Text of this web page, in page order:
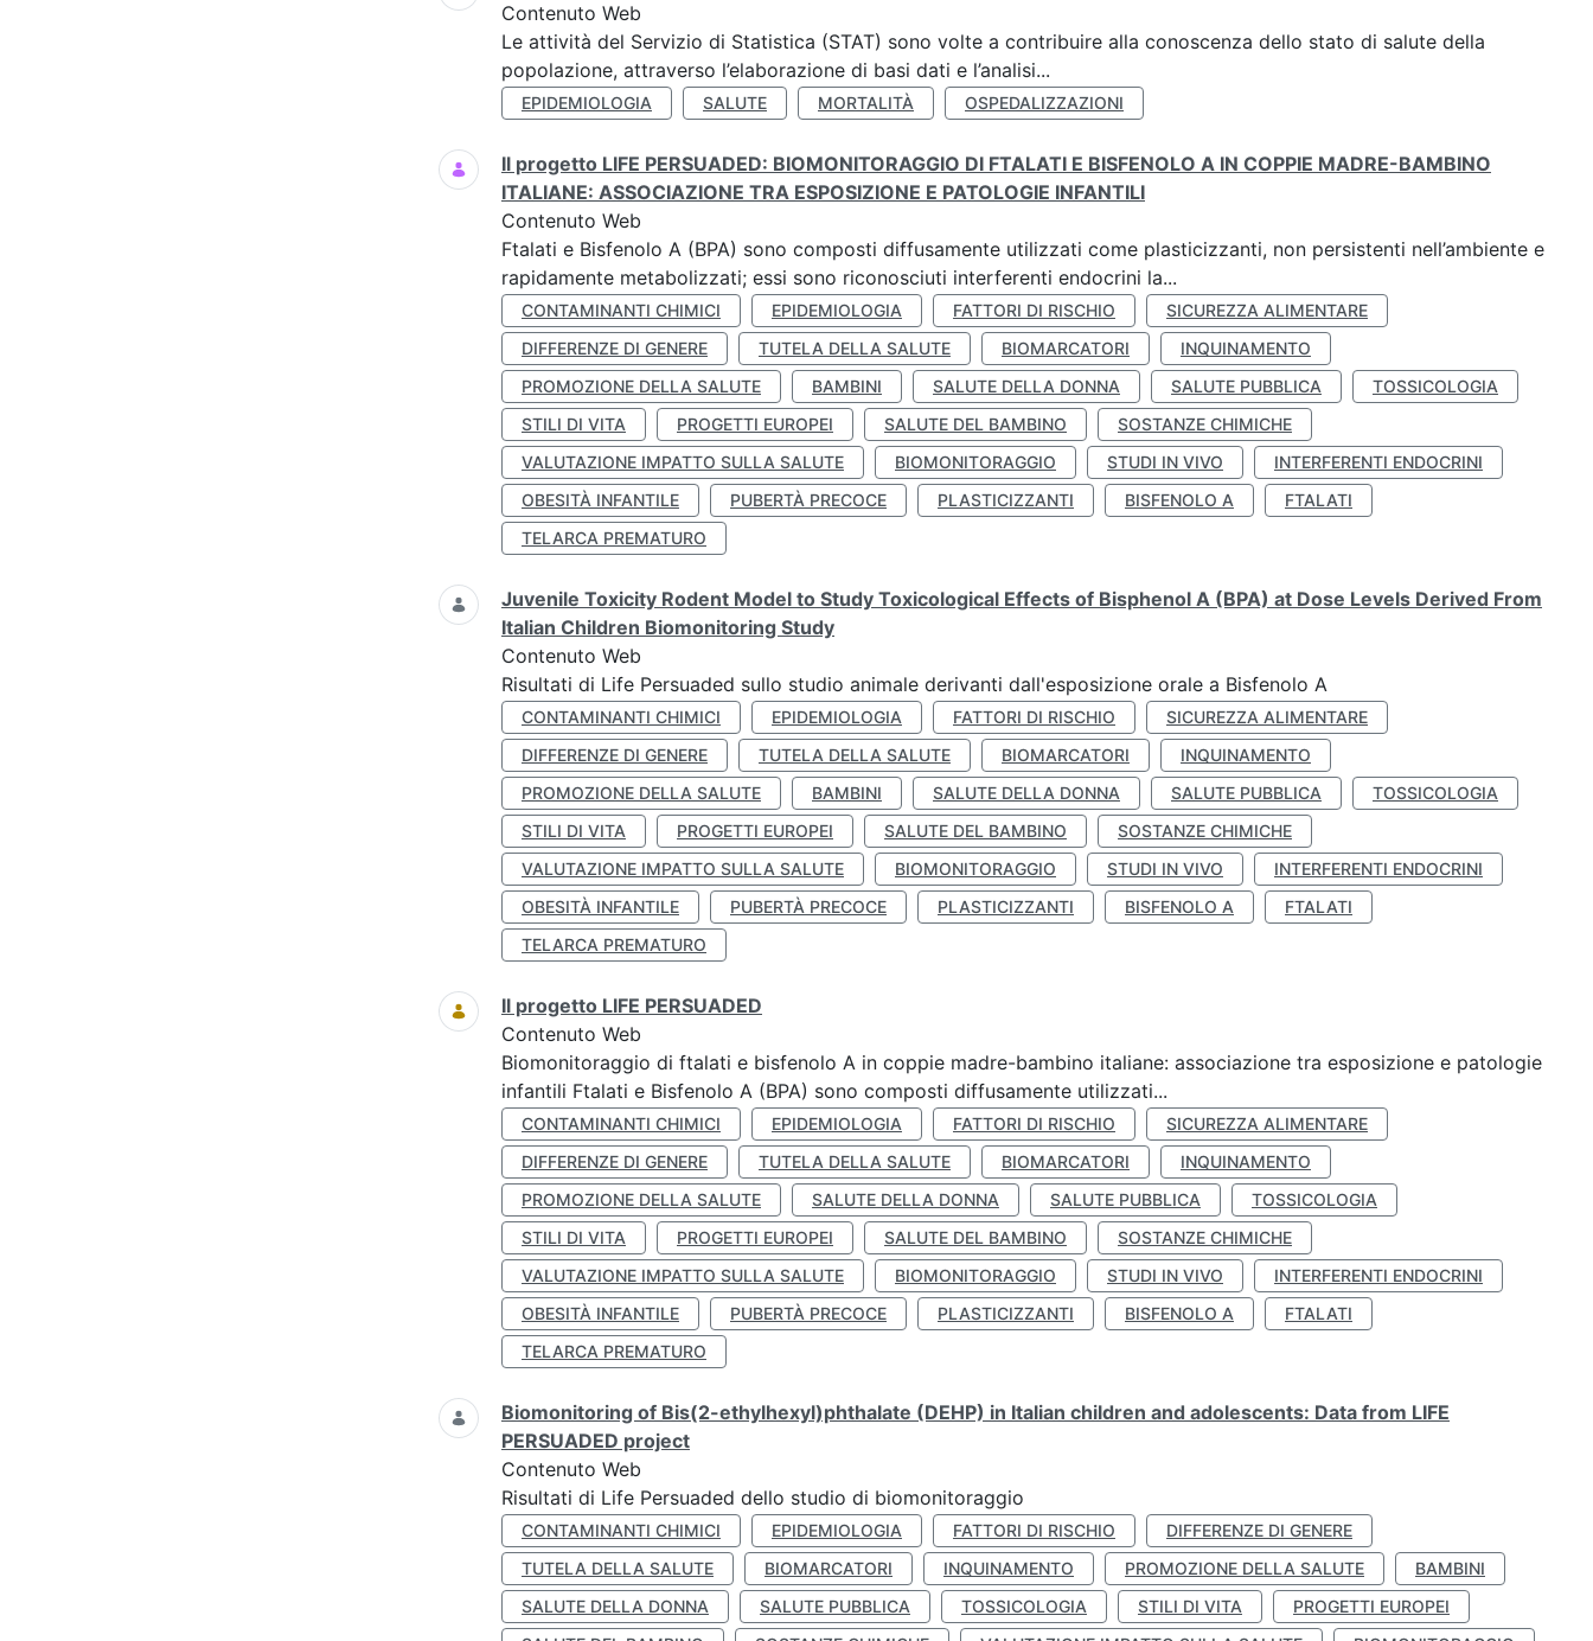
Contenuto Web
Le attività del Servizio di Statistica (STAT) sono volte a contribuire alla conoscenza dello stato di salute della
popolazione, attraverso l’elaborazione di basi dati e l’analisi...
EPIDEMIOLOGIA SALUTE MORTALITÀ OSPEDALIZZAZIONI
Il progetto LIFE PERSUADED: BIOMONITORAGGIO DI FTALATI E BISFENOLO A IN COPPIE MADRE-BAMBINO
ITALIANE: ASSOCIAZIONE TRA ESPOSIZIONE E PATOLOGIE INFANTILI
Contenuto Web
Ftalati e Bisfenolo A (BPA) sono composti diffusamente utilizzati come plasticizzanti, non persistenti nell’ambiente e
rapidamente metabolizzati; essi sono riconosciuti interferenti endocrini la...
CONTAMINANTI CHIMICI EPIDEMIOLOGIA FATTORI DI RISCHIO
SICUREZZA ALIMENTARE
DIFFERENZE DI GENERE
TUTELA DELLA SALUTE BIOMARCATORI
INQUINAMENTO
PROMOZIONE DELLA SALUTE
BAMBINI SALUTE DELLA DONNA SALUTE PUBBLICA
TOSSICOLOGIA
STILI DI VITA
PROGETTI EUROPEI SALUTE DEL BAMBINO
SOSTANZE CHIMICHE
VALUTAZIONE IMPATTO SULLA SALUTE
BIOMONITORAGGIO STUDI IN VIVO
INTERFERENTI ENDOCRINI
OBESITÀ INFANTILE
PUBERTÀ PRECOCE PLASTICIZZANTI BISFENOLO A
FTALATI
TELARCA PREMATURO
Juvenile Toxicity Rodent Model to Study Toxicological Effects of Bisphenol A (BPA) at Dose Levels Derived From
Italian Children Biomonitoring Study
Contenuto Web
Risultati di Life Persuaded sullo studio animale derivanti dall'esposizione orale a Bisfenolo A
CONTAMINANTI CHIMICI EPIDEMIOLOGIA FATTORI DI RISCHIO
SICUREZZA ALIMENTARE
DIFFERENZE DI GENERE
TUTELA DELLA SALUTE BIOMARCATORI
INQUINAMENTO
PROMOZIONE DELLA SALUTE
BAMBINI SALUTE DELLA DONNA SALUTE PUBBLICA
TOSSICOLOGIA
STILI DI VITA
PROGETTI EUROPEI SALUTE DEL BAMBINO
SOSTANZE CHIMICHE
VALUTAZIONE IMPATTO SULLA SALUTE
BIOMONITORAGGIO STUDI IN VIVO
INTERFERENTI ENDOCRINI
OBESITÀ INFANTILE
PUBERTÀ PRECOCE PLASTICIZZANTI BISFENOLO A
FTALATI
TELARCA PREMATURO
Il progetto LIFE PERSUADED
Contenuto Web
Biomonitoraggio di ftalati e bisfenolo A in coppie madre-bambino italiane: associazione tra esposizione e patologie
infantili Ftalati e Bisfenolo A (BPA) sono composti diffusamente utilizzati...
CONTAMINANTI CHIMICI EPIDEMIOLOGIA FATTORI DI RISCHIO
SICUREZZA ALIMENTARE
DIFFERENZE DI GENERE
TUTELA DELLA SALUTE BIOMARCATORI
INQUINAMENTO
PROMOZIONE DELLA SALUTE
SALUTE DELLA DONNA SALUTE PUBBLICA
TOSSICOLOGIA
STILI DI VITA
PROGETTI EUROPEI SALUTE DEL BAMBINO
SOSTANZE CHIMICHE
VALUTAZIONE IMPATTO SULLA SALUTE
BIOMONITORAGGIO STUDI IN VIVO
INTERFERENTI ENDOCRINI
OBESITÀ INFANTILE
PUBERTÀ PRECOCE PLASTICIZZANTI BISFENOLO A
FTALATI
TELARCA PREMATURO
Biomonitoring of Bis(2-ethylhexyl)phthalate (DEHP) in Italian children and adolescents: Data from LIFE
PERSUADED project
Contenuto Web
Risultati di Life Persuaded dello studio di biomonitoraggio
CONTAMINANTI CHIMICI EPIDEMIOLOGIA FATTORI DI RISCHIO
DIFFERENZE DI GENERE
TUTELA DELLA SALUTE
BIOMARCATORI INQUINAMENTO PROMOZIONE DELLA SALUTE
BAMBINI
SALUTE DELLA DONNA
SALUTE PUBBLICA TOSSICOLOGIA STILI DI VITA
PROGETTI EUROPEI